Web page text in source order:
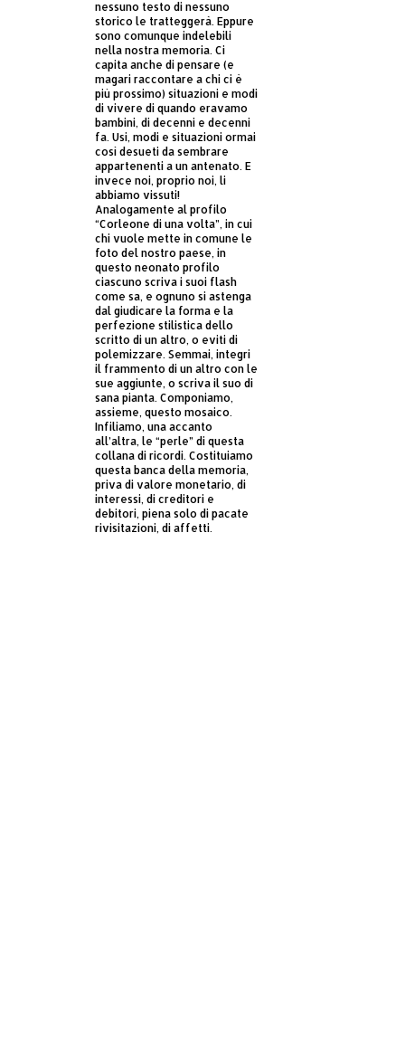
nessuno testo di nessuno
storico le tratteggerà. Eppure
sono comunque indelebili
nella nostra memoria. Ci
capita anche di pensare (e
magari raccontare a chi ci è
più prossimo) situazioni e modi
di vivere di quando eravamo
bambini, di decenni e decenni
fa. Usi, modi e situazioni ormai
così desueti da sembrare
appartenenti a un antenato. E
invece noi, proprio noi, li
abbiamo vissuti!
Analogamente al profilo
“Corleone di una volta”, in cui
chi vuole mette in comune le
foto del nostro paese, in
questo neonato profilo
ciascuno scriva i suoi flash
come sa, e ognuno si astenga
dal giudicare la forma e la
perfezione stilistica dello
scritto di un altro, o eviti di
polemizzare. Semmai, integri
il frammento di un altro con le
sue aggiunte, o scriva il suo di
sana pianta. Componiamo,
assieme, questo mosaico.
Infiliamo, una accanto
all’altra, le “perle” di questa
collana di ricordi. Costituiamo
questa banca della memoria,
priva di valore monetario, di
interessi, di creditori e
debitori, piena solo di pacate
rivisitazioni, di affetti.